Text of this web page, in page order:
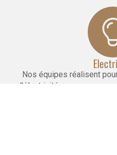
Nos équipes réalisent
d'électricité aux normes,